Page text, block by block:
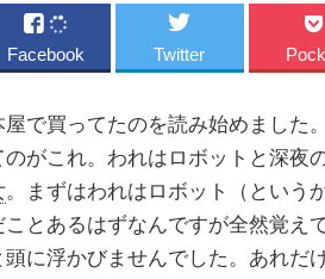
Facebook Twitter
で買ってたのを読み始めました
がこれ。われはロボットと深夜
。まずはわれはロボット（という
とあるはずなんですが全然覚え
頭に浮かびませんでした。あれだ